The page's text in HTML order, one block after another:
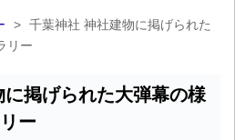
> 千葉神社 神社建物に掲げられた
リー
掲げられた大弾幕の様
ー